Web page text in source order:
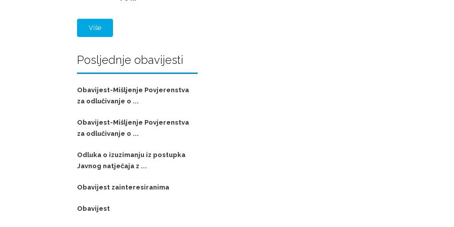
Više
Posljednje obavijesti
Obavijest-Mišljenje Povjerenstva
za odlučivanje o ...
Obavijest-Mišljenje Povjerenstva
za odlučivanje o ...
Odluka o izuzimanju iz postupka
Javnog natječaja z ...
Obavijest zainteresiranima
Obavijest